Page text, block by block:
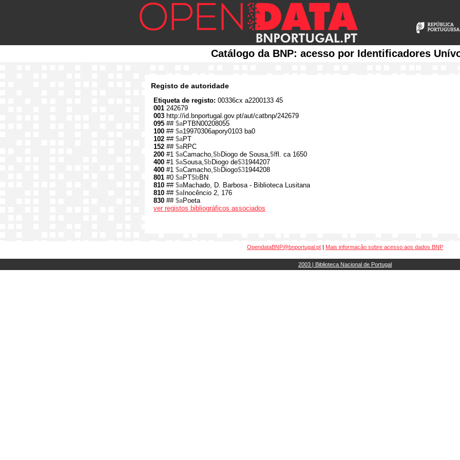
Catálogo da BNP: acesso por Identificadores
Registo de autoridade
Etiqueta de registo: 00336cx a2200133 45
001 242679
003 http://id.bnportugal.gov.pt/aut/catbnp/242679
095 ## $aPTBN00208055
100 ## $a19970306apory0103 ba0
102 ## $aPT
152 ## $aRPC
200 #1 $aCamacho,$bDiogo de Sousa,$ffl. ca 1650
400 #1 $aSousa,$bDiogo de$31944207
400 #1 $aCamacho,$bDiogo$31944208
801 #0 $aPT$bBN
810 ## $aMachado, D. Barbosa - Biblioteca Lusitana
810 ## $aInocêncio 2, 176
830 ## $aPoeta
ver registos bibliográficos associados
OpendataBNP@bnportugal.pt | Mais informação sobre acesso aos dados BNP
2003 | Biblioteca Nacional de Portugal